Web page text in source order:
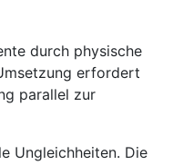
durch physische
erfordert
parallel zur
Ungleichheiten. Die